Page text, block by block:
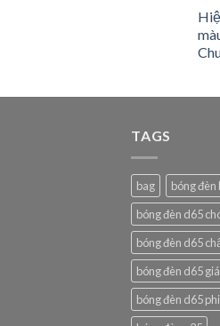
TAGS
bag
bóng đèn
bóng đèn d65
bóng đèn d65
bóng đèn d65
bóng đèn d65